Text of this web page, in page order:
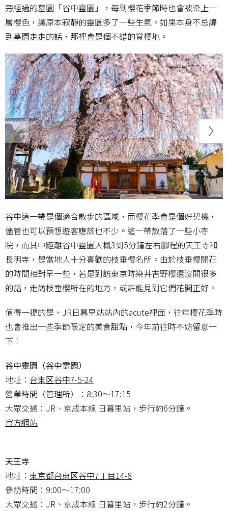
旁經過的墓園「谷中靈園」，每到櫻花季節時也會被染上一
層櫻色，讓原本寂靜的靈園多了一些生氣。如果本身不忌諱
到墓園走走的話，那裡會是個不錯的賞櫻地。
谷中這一帶是個適合散步的區域，而櫻花季會是個好契機，
儘管也可以預想遊客應該也不少。這一帶散落了一些小寺
院，而其中距離谷中靈園大概3到5分鐘左右腳程的天王寺和
長明寺，是當地人十分喜歡的枝垂櫻名所。由於枝垂櫻開花
的時間相對早一些，若是到訪東京時染井吉野櫻還沒開很多
的話，走訪枝垂櫻所在的地方，或許能見到它們花開正好。
值得一提的是，JR日暮里站站內的acute裡面，往年櫻花季時
也會推出一些季節限定的美食甜點，今年前往時不妨留意一
下！
谷中靈園（谷中霊園）
地址： 台東区谷中7-5-24
營業時間（管理所）：8:30～17:15
大眾交通：JR、京成本線 日暮里站，步行約6分鐘。
官方網站
天王寺
地址： 東京都台東区谷中7丁目14-8
參訪時間：9:00〜17:00
大眾交通：JR、京成本線 日暮里站，步行約2分鐘。